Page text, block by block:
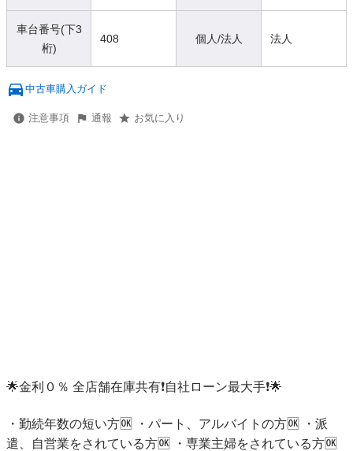
車台番号(下3
桁)
408 個人/法人 法人
中古車購入ガイド
注意事項 通報 お気に入り
🌟金利０％ 全店舗在庫共有❗️自社ローン最大手❗️🌟
・勤続年数の短い方🆗 ・パート、アルバイトの方🆗 ・派
遣、自営業をされている方🆗 ・専業主婦をされている方🆗